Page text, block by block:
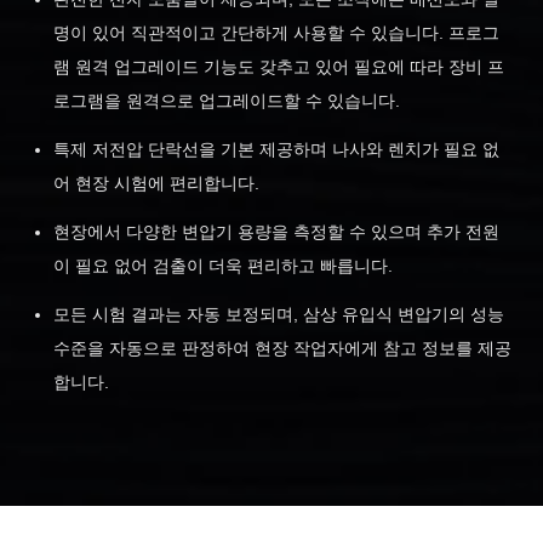
명이 있어 직관적이고 간단하게 사용할 수 있습니다. 프로그
램 원격 업그레이드 기능도 갖추고 있어 필요에 따라 장비 프
로그램을 원격으로 업그레이드할 수 있습니다.
특제 저전압 단락선을 기본 제공하며 나사와 렌치가 필요 없
어 현장 시험에 편리합니다.
현장에서 다양한 변압기 용량을 측정할 수 있으며 추가 전원
이 필요 없어 검출이 더욱 편리하고 빠릅니다.
모든 시험 결과는 자동 보정되며, 삼상 유입식 변압기의 성능
수준을 자동으로 판정하여 현장 작업자에게 참고 정보를 제공
합니다.